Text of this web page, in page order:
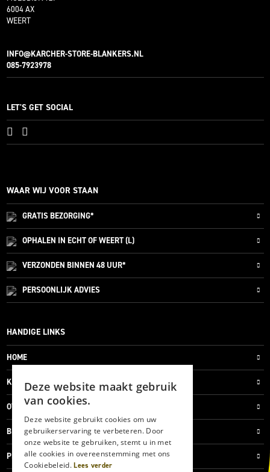
6004 AX
WEERT
INFO@KARCHER-STORE-BLANKERS.NL
085-7923978
LET'S GET SOCIAL
WAAR WIJ VOOR STAAN
GRATISBEZORGING*
OPHALEN IN ECHT OF WEERT (L)
VERZONDEN BINNEN 48 UUR*
PERSOONLIJKADVIES
HANDIGE LINKS
HOME
KLANTENSERVICE
OVER ONS
BLOG
PRIVACYVERKLARING
Deze website maakt gebruik
van cookies.
Deze website gebruikt cookies om uw
gebruikerservaring te verbeteren. Door
onze website te gebruiken, stemt u in met
alle cookies in overeenstemming met ons
Cookiebeleid.Lees verder